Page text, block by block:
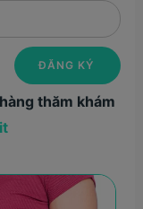
thăm khám